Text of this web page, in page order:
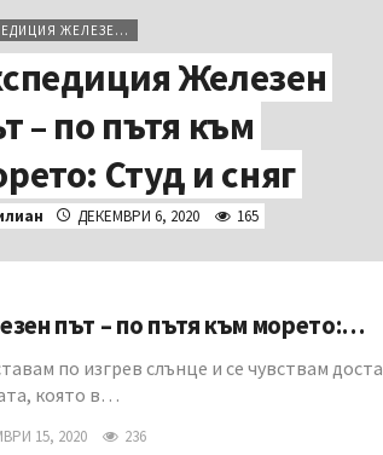
ЕКСПЕДИЦИЯ ЖЕЛЕЗЕН ПЪТ
Железен
– по пътя към
Студ и сняг
ДЕКЕМВРИ 6, 2020 165
път – по пътя към морето:…
по изгрев слънце и се чувствам доста
която в…
15, 2020 236